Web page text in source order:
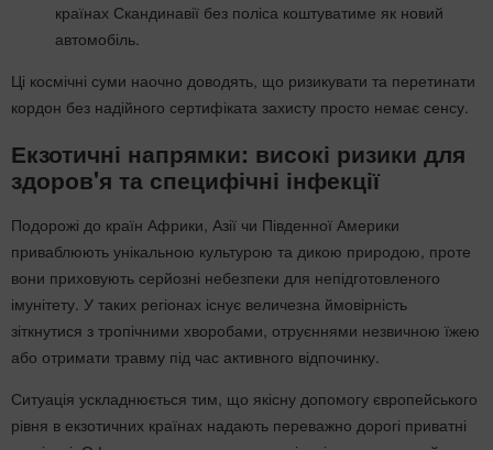
країнах Скандинавії без поліса коштуватиме як новий
автомобіль.
Ці космічні суми наочно доводять, що ризикувати та перетинати
кордон без надійного сертифіката захисту просто немає сенсу.
Екзотичні напрямки: високі ризики для
здоров'я та специфічні інфекції
Подорожі до країн Африки, Азії чи Південної Америки
приваблюють унікальною культурою та дикою природою, проте
вони приховують серйозні небезпеки для непідготовленого
імунітету. У таких регіонах існує величезна ймовірність
зіткнутися з тропічними хворобами, отруєннями незвичною їжею
або отримати травму під час активного відпочинку.
Ситуація ускладнюється тим, що якісну допомогу європейського
рівня в екзотичних країнах надають переважно дорогі приватні